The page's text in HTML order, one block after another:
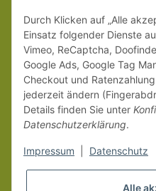
Weitere Versanddetails
und Zahlungsbedingungen.
Durch Klicken auf „Alle
Einsatz folgender Dienste
Vimeo, ReCaptcha,
Google Ads, Google Tag
Checkout und
jederzeit ändern
Details finden Sie unter
Datenschutzerklärung.
Impressum Datenschutz
Alle